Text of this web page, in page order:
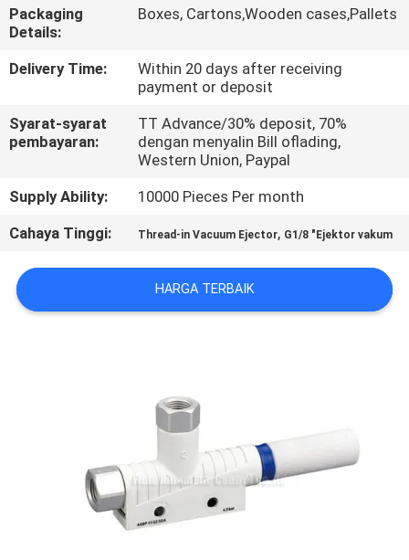
TUR
PABRIK
KUALITAS
HUBUNGI
KAMI
PERMINTAAN
PENAWARAN
SITEMAP
PRIVACY
Packaging
Details:
Boxes, Cartons,Wooden cases,Pallets
Delivery Time:
Within 20 days after receiving
payment or deposit
Syarat-syarat
pembayaran:
TT Advance/30% deposit, 70%
dengan menyalin Bill oflading,
Western Union, Paypal
Supply Ability:
10000 Pieces Per month
Cahaya Tinggi:
Thread-in Vacuum Ejector, G1/8 "Ejektor vakum
HARGA TERBAIK